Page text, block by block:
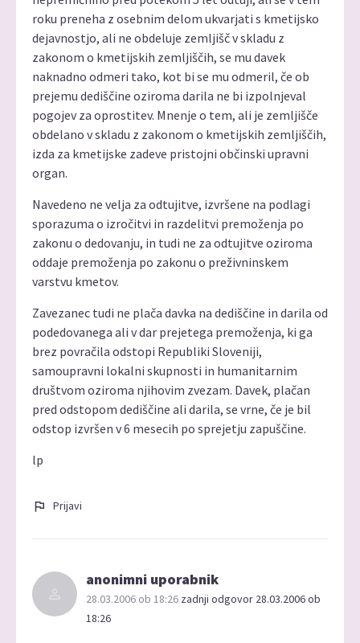
roku preneha z osebnim delom ukvarjati s kmetijsko
dejavnostjo, ali ne obdeluje zemljišč v skladu z
zakonom o kmetijskih zemljiščih, se mu davek
naknadno odmeri tako, kot bi se mu odmeril, če ob
prejemu dediščine oziroma darila ne bi izpolnjeval
pogojev za oprostitev. Mnenje o tem, ali je zemljišče
obdelano v skladu z zakonom o kmetijskih zemljiščih,
izda za kmetijske zadeve pristojni občinski upravni
organ.
Navedeno ne velja za odtujitve, izvršene na podlagi
sporazuma o izročitvi in razdelitvi premoženja po
zakonu o dedovanju, in tudi ne za odtujitve oziroma
oddaje premoženja po zakonu o preživninskem
varstvu kmetov.
Zavezanec tudi ne plača davka na dediščine in darila od
podedovanega ali v dar prejetega premoženja, ki ga
brez povračila odstopi Republiki Sloveniji,
samoupravni lokalni skupnosti in humanitarnim
društvom oziroma njihovim zvezam. Davek, plačan
pred odstopom dediščine ali darila, se vrne, če je bil
odstop izvršen v 6 mesecih po sprejetju zapuščine.
lp
Prijavi
anonimni uporabnik
28.03.2006 ob 18:26 zadnji odgovor 28.03.2006 ob
18:26